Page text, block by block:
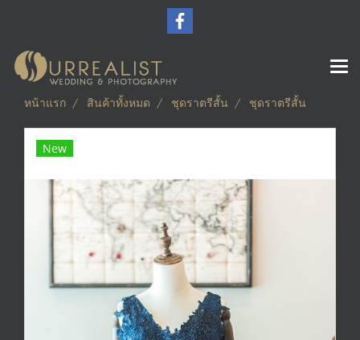
หน้าแรก สินค้าทั้งหมด ชุดราตรีสั้น ชุดราตรีสั้น
New